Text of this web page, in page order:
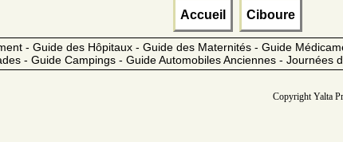
Accueil Ciboure
- Guide des Hôpitaux - Guide des Maternités - Guide
- Guide Campings - Guide Automobiles Anciennes - Journées
Copyright Yalta